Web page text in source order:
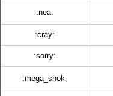
:nea:
:cray:
:sorry:
:mega_shok: